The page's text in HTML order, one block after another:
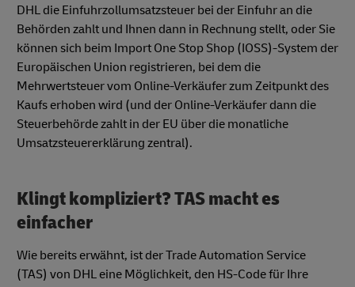
DHL die Einfuhrzollumsatzsteuer bei der Einfuhr an die
Behörden zahlt und Ihnen dann in Rechnung stellt, oder Sie
können sich beim Import One Stop Shop (IOSS)-System der
Europäischen Union registrieren, bei dem die
Mehrwertsteuer vom Online-Verkäufer zum Zeitpunkt des
Kaufs erhoben wird (und der Online-Verkäufer dann die
Steuerbehörde zahlt in der EU über die monatliche
Umsatzsteuererklärung zentral).
Klingt kompliziert? TAS macht es
einfacher
Wie bereits erwähnt, ist der Trade Automation Service
(TAS) von DHL eine Möglichkeit, den HS-Code für Ihre